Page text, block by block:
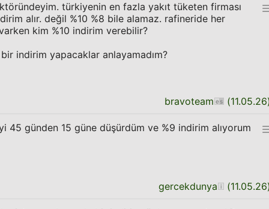
türkiyenin en fazla yakıt tüketen firması
alır. değil %10 %8 bile alamaz. rafineride her
kim %10 indirim verebilir?
indirim yapacaklar anlayamadım?
bravoteam (11.05.26
45 günden 15 güne düşürdüm ve %9 indirim alıyorum
gercekdunya (11.05.26